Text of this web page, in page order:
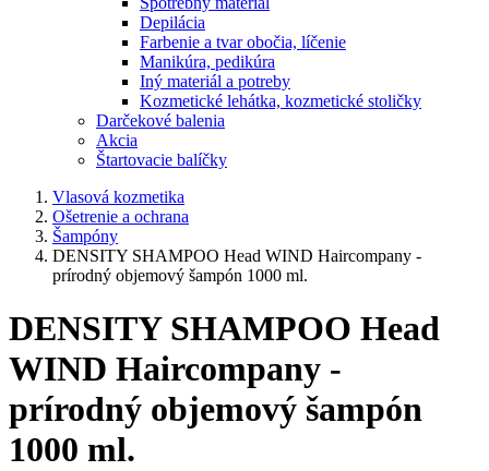
Depilácia
Farbenie a tvar obočia, líčenie
Manikúra, pedikúra
Iný materiál a potreby
Kozmetické lehátka, kozmetické stoličky
Darčekové balenia
Akcia
Štartovacie balíčky
Vlasová kozmetika
Ošetrenie a ochrana
Šampóny
DENSITY SHAMPOO Head WIND Haircompany -
prírodný objemový šampón 1000 ml.
DENSITY SHAMPOO Head
WIND Haircompany -
prírodný objemový šampón
1000 ml.